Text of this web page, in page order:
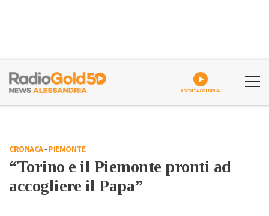
ASCOLTA GOLDPLAY
CRONACA-PIEMONTE
“Torino e il Piemonte pronti ad
accogliere il Papa”